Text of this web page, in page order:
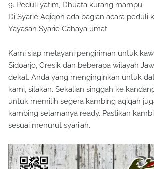
9. Peduli yatim, Dhuafa kurang mampu
Di Syarie Aqiqoh ada bagian acara peduli
Yayasan Syarie Cahaya umat
Kami siap melayani pengiriman untuk
Sidoarjo, Gresik dan beberapa wilayah
dekat. Anda yang menginginkan untuk
kami, silakan. Sekalian singgah ke
untuk memilih segera kambing aqiqah
kambing selamanya ready. Pastikan
sesuai menurut syari’ah.